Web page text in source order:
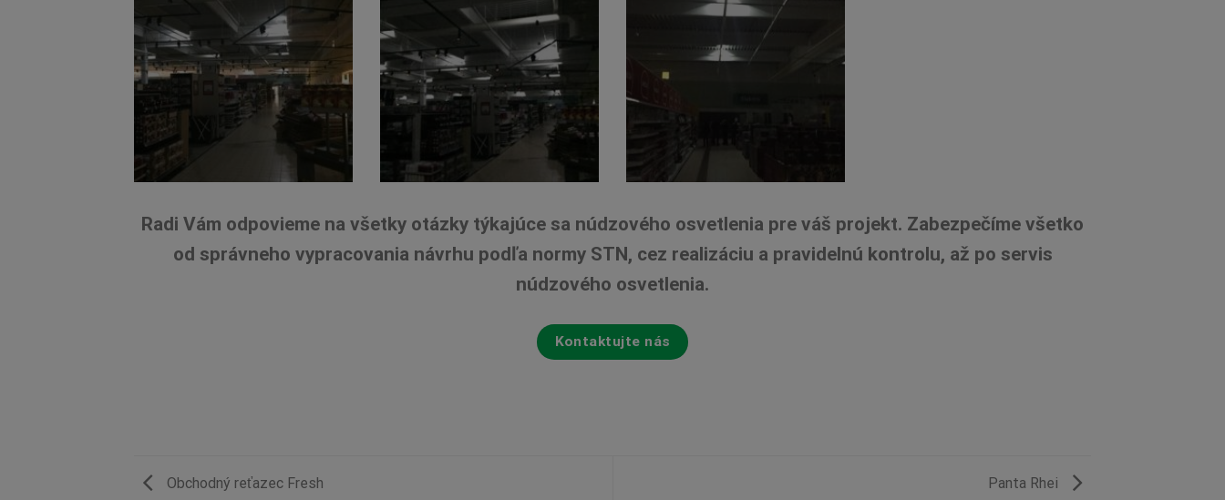
Radi Vám odpovieme na všetky otázky týkajúce sa núdzového osvetlenia pre váš projekt. Zabezpečíme všetko
od správneho vypracovania návrhu podľa normy STN, cez realizáciu a pravidelnú kontrolu, až po servis
núdzového osvetlenia.
Kontaktujte nás
Obchodný reťazec Fresh Panta Rhei